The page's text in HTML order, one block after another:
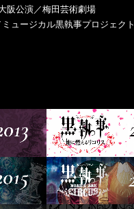
阪公演／梅田芸術劇場
ュージカル黒執事プロジェクト